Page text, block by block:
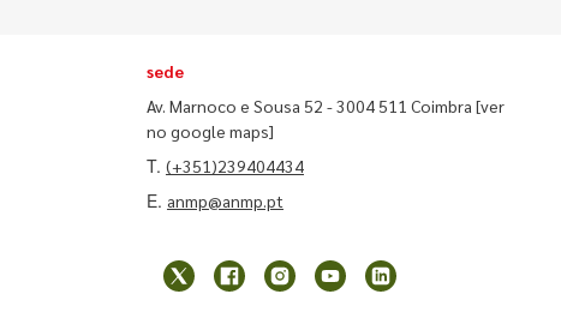
sede
Av. Marnoco e Sousa 52 - 3004 511 Coimbra [ver
no google maps]
T. (+351)239404434
E. anmp@anmp.pt